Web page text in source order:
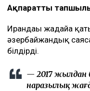
Ақпараттың
Ирандағы жағдайға
әзербайжандық
білдірді.
— 2017 жылдан
наразылық